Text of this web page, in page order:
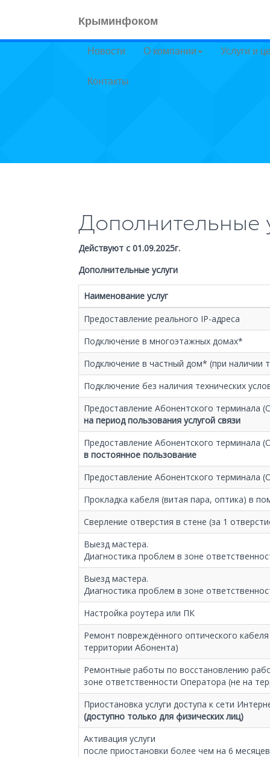
Крыминфоком
Новости О компании Услуги и
Контакты
Дополнительные
Действуют с 01.09.2025г.
Дополнительные услуги
Наименование услуг
Предоставление реального IP-адреса
Подключение в многоэтажных домах*
Подключение в частный дом* (при наличии
Подключение без наличия технических
Предоставление Абонентского терминала
на период пользования услугой связи
Предоставление Абонентского терминала
в постоянное пользование
Предоставление Абонентского терминала
Прокладка кабеля (витая пара, оптика) в
Сверление отверстия в стене (за 1
Выезд мастера.
Диагностика проблем в зоне
Выезд мастера.
Диагностика проблем в зоне
Настройка роутера или ПК
Ремонт повреждённого оптического
территории Абонента)
Ремонтные работы по восстановлению
зоне ответственности Оператора (не на
Приостановка услуги доступа к сети
(доступно только для физических лиц)
Активация услуги
после приостановки более чем на 6